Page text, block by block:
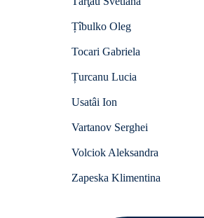
Țîbulko Oleg
Tocari Gabriela
Țurcanu Lucia
Usatâi Ion
Vartanov Serghei
Volciok Aleksandra
Zapeska Klimentina